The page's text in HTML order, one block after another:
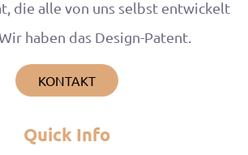
die alle von uns selbst entwickelt
haben das Design-Patent.
KONTAKT
Quick Info